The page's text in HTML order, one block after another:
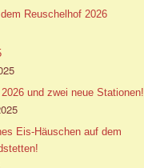
Reuschelhof 2026
und zwei neue Stationen!
Eis-Häuschen auf dem